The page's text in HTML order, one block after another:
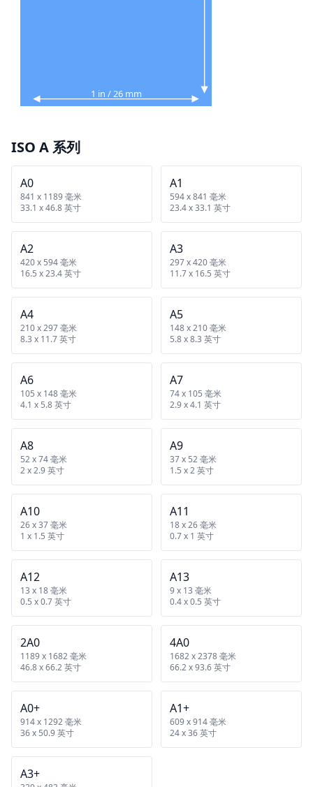
1 in / 26 mm
ISO A 系列
A0
841 x 1189 毫米
33.1 x 46.8 英寸
A1
594 x 841 毫米
23.4 x 33.1 英寸
A2
420 x 594 毫米
16.5 x 23.4 英寸
A3
297 x 420 毫米
11.7 x 16.5 英寸
A4
210 x 297 毫米
8.3 x 11.7 英寸
A5
148 x 210 毫米
5.8 x 8.3 英寸
A6
105 x 148 毫米
4.1 x 5.8 英寸
A7
74 x 105 毫米
2.9 x 4.1 英寸
A8
52 x 74 毫米
2 x 2.9 英寸
A9
37 x 52 毫米
1.5 x 2 英寸
A10
26 x 37 毫米
1 x 1.5 英寸
A11
18 x 26 毫米
0.7 x 1 英寸
A12
13 x 18 毫米
0.5 x 0.7 英寸
A13
9 x 13 毫米
0.4 x 0.5 英寸
2A0
1189 x 1682 毫米
46.8 x 66.2 英寸
4A0
1682 x 2378 毫米
66.2 x 93.6 英寸
A0+
914 x 1292 毫米
36 x 50.9 英寸
A1+
609 x 914 毫米
24 x 36 英寸
A3+